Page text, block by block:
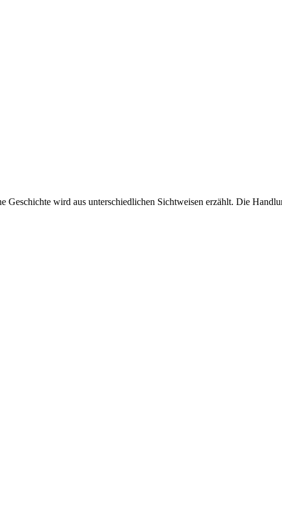
Geschichte wird aus unterschiedlichen Sichtweisen erzählt. Die